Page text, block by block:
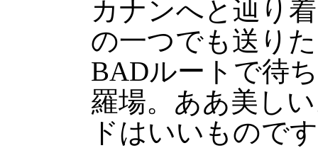
カナンへと辿り
の一つでも送り
BADルートで待
羅場。ああ美し
ドはいいもので